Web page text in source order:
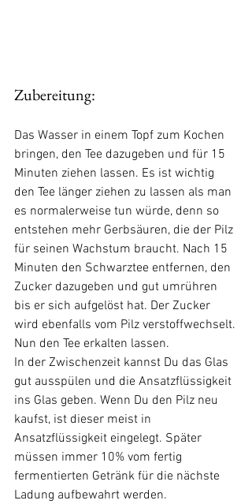
Zubereitung:
Das Wasser in einem Topf zum Kochen
bringen, den Tee dazugeben und für 15
Minuten ziehen lassen. Es ist wichtig
den Tee länger ziehen zu lassen als man
es normalerweise tun würde, denn so
entstehen mehr Gerbsäuren, die der Pilz
für seinen Wachstum braucht. Nach 15
Minuten den Schwarztee entfernen, den
Zucker dazugeben und gut umrühren
bis er sich aufgelöst hat. Der Zucker
wird ebenfalls vom Pilz verstoffwechselt.
Nun den Tee erkalten lassen.
In der Zwischenzeit kannst Du das Glas
gut ausspülen und die Ansatzflüssigkeit
ins Glas geben. Wenn Du den Pilz neu
kaufst, ist dieser meist in
Ansatzflüssigkeit eingelegt. Später
müssen immer 10% vom fertig
fermentierten Getränk für die nächste
Ladung aufbewahrt werden.